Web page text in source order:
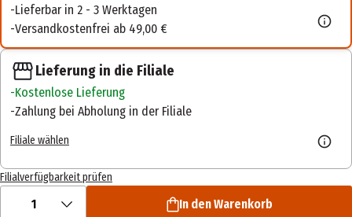
Lieferbar in 2 - 3 Werktagen
Versandkostenfrei ab 49,00 €
Lieferung in die Filiale
Kostenlose Lieferung
Zahlung bei Abholung in der Filiale
Filiale wählen
Filialverfügbarkeit prüfen
1 In den Warenkorb